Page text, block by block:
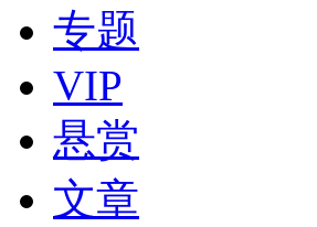
专题
VIP
悬赏
文章